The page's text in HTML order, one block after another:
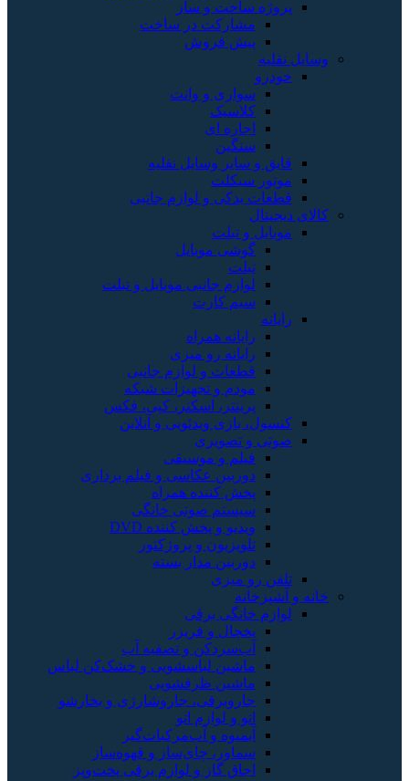
پروژه ساخت و ساز
مشارکت در ساخت
پیش فروش
وسایل نقلیه
خودرو
سواری و وانت
کلاسیک
اجاره ای
سنگین
قایق و سایر وسایل نقلیه
موتور سیکلت
قطعات یدکی و لوازم جانبی
کالای دیجیتال
موبایل و تبلت
گوشی موبایل
تبلت
لوازم جانبی موبایل و تبلت
سیم کارت
رایانه
رایانه همراه
رایانه رو میزی
قطعات و لوازم جانبی
مودم و تجهیزات شبکه
پرینتر، اسکنر، کپی، فکس
کنسول، بازی‌ ویدئویی و آنلاین
صوتی و تصویری
فیلم و موسیقی
دوربین عکاسی و فیلم برداری
پخش کننده همراه
سیستم صوتی خانگی
ویدیو و پخش کننده DVD
تلویزیون و پروژکتور
دوربین مدار بسته
تلفن رو میزی
خانه و آشپزخانه
لوازم خانگی برقی
یخچال و فریزر
آب‌سردکن و تصفیه آب
ماشین لباسشویی و خشک‌کن لباس
ماشین ظرفشویی
جاروبرقی، جاروشارژی و بخارشو
اتو و لوازم اتو
آبمیوه و آب‌مرکبات‌گیر
سماور، چای‌ساز و قهوه‌ساز
اجاق گاز و لوازم برقی پخت‌وپز